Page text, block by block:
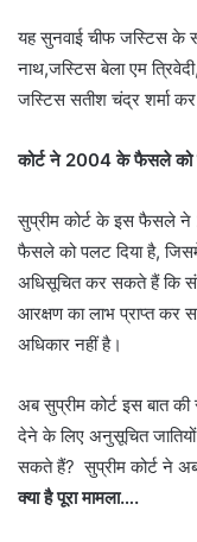
यह सुनवाई चीफ जस्टिस के
नाथ,जस्टिस बेला एम
जस्टिस सतीश चंद्र शर्मा
कोर्ट ने 2004 के फैसले को
सुप्रीम कोर्ट के इस फैसले ने
फैसले को पलट दिया है,
अधिसूचित कर सकते हैं कि
आरक्षण का लाभ प्राप्त
अधिकार नहीं है।
अब सुप्रीम कोर्ट इस बात की
देने के लिए अनुसूचित
सकते हैं? सुप्रीम कोर्ट ने अब
क्या है पूरा मामला….